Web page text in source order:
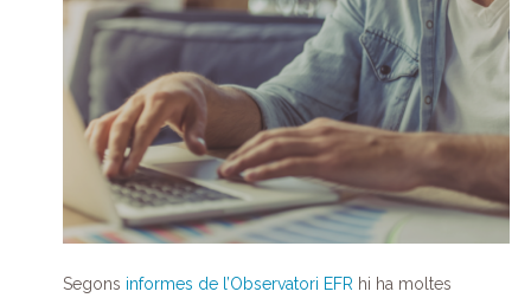
Segons informes de l’Observatori EFR hi ha moltes